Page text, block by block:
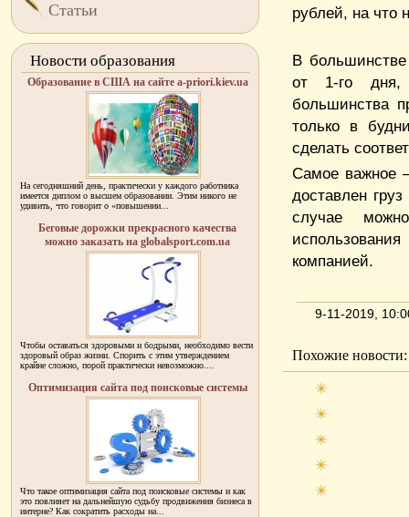
рублей, на что
В большинстве
от 1-го дня,
большинства
только в
сделать
Самое важное
доставлен
случае
компанией.
9-11-2019,
Похожие новости:
Статьи
Новости образования
Образование в США на сайте a-priori.kiev.ua
На сегодняшний день, практически у каждого работника
имеется диплом о высшем образовании. Этим никого не
удивить, что говорит о «повышении...
Беговые дорожки прекрасного качества
можно заказать на globalsport.com.ua
Чтобы оставаться здоровыми и бодрыми, необходимо вести
здоровый образ жизни. Спорить с этим утверждением
крайне сложно, порой практически невозможно....
Оптимизация сайта под поисковые системы
Что такое оптимизация сайта под поисковые системы и как
это повлияет на дальнейшую судьбу продвижения бизнеса в
интерне? Как сократить расходы на...